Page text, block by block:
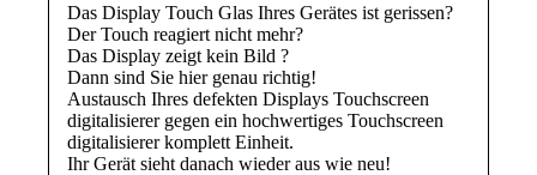
Das Display Touch Glas Ihres Gerätes ist gerissen?
Der Touch reagiert nicht mehr?
Das Display zeigt kein Bild ?
Dann sind Sie hier genau richtig!
Austausch Ihres defekten Displays Touchscreen
digitalisierer gegen ein hochwertiges Touchscreen
digitalisierer komplett Einheit.
Ihr Gerät sieht danach wieder aus wie neu!